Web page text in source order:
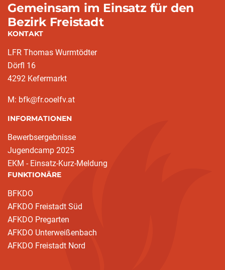
Gemeinsam im Einsatz für den
Bezirk Freistadt
KONTAKT
LFR Thomas Wurmtödter
Dörfl 16
4292 Kefermarkt
M: bfk@fr.ooelfv.at
INFORMATIONEN
Bewerbsergebnisse
Jugendcamp 2025
EKM - Einsatz-Kurz-Meldung
FUNKTIONÄRE
BFKDO
AFKDO Freistadt Süd
AFKDO Pregarten
AFKDO Unterweißenbach
AFKDO Freistadt Nord